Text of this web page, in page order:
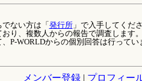
ない方は「 発行所」で入手してくだ
おり、複数人からの報告で調査します
、P-WORLDからの個別回答は行ってい
メンバー登録| プロフィー